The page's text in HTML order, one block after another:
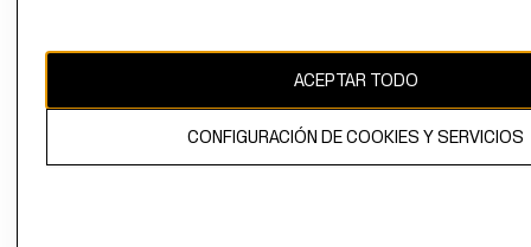
El contenido de esta página web está protegido por copyright y es
propiedad de H&M Hennes & Mauritz AB.ACEPTAR TODO
CONFIGURACIÓN DE COOKIES Y SERVICIOS